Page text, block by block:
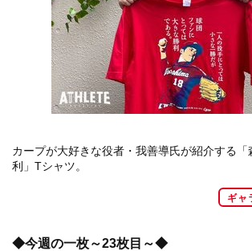
カープが大好きな役者・我善導氏が紹介する
利」Tシャツ。
ギャ
◆今週の一枚～23枚目～◆